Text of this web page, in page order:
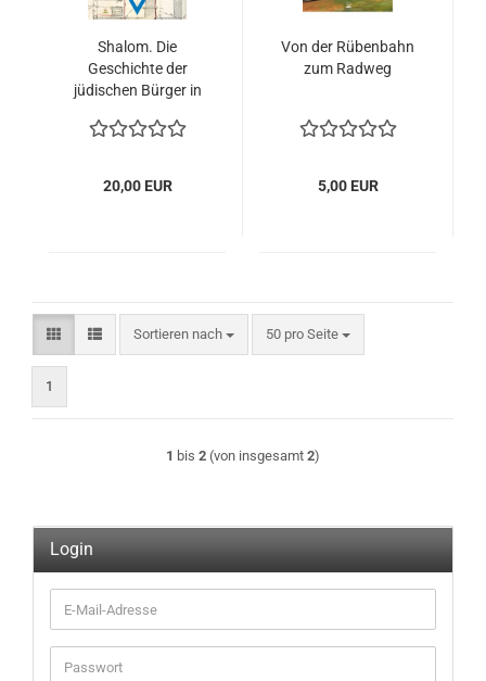
Shalom. Die
Geschichte der
jüdischen Bürger in
20,00 EUR
Von der Rübenbahn
zum Radweg
5,00 EUR
Sortieren nach
Sortieren nach 50 pro Seite
pro Seite
1
1 bis 2 (von insgesamt 2)
Login
E-
Mail-
Adresse
Passwort